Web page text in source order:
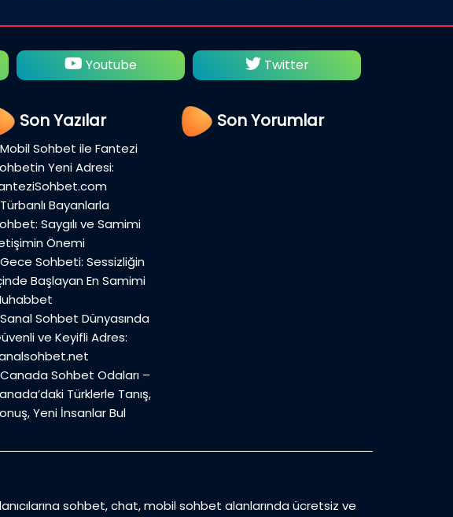
Youtube Twitter
Son Yazılar
Mobil Sohbet ile Fantezi
Yeni Adresi:
Türbanlı Bayanlarla
Saygılı ve Samimi
Önemi
Gece Sohbeti: Sessizliğin
Başlayan En Samimi
Sanal Sohbet Dünyasında
ve Keyifli Adres:
Canada Sohbet Odaları –
Türklerle Tanış,
Yeni İnsanlar Bul
Son Yorumlar
sohbet, chat, mobil sohbet alanlarında ücretsiz ve